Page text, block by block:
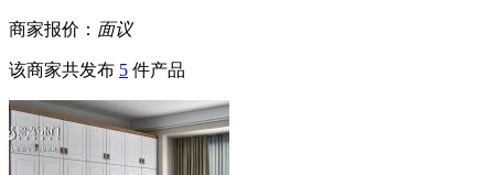
商家报价： 面议
该商家共发布 5 件产品